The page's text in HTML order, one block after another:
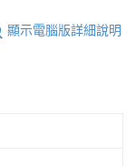
顯示電腦版詳細說明